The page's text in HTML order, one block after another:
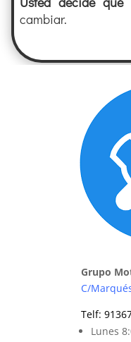
cambiar.
Grupo
C/
Telf:
Lunes 8